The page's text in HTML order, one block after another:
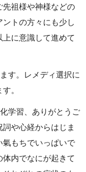
先祖様や神様などの
トの方々にも少し
に意識して進めて
す。レメディ選択に
。
学習、ありがとうご
や心経からはじま
氣もちでいっぱいで
内でなにが起きて